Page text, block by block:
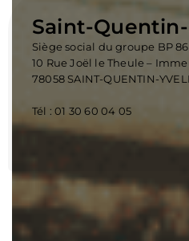
Saint-
Siège social du groupe BP
10 Rue Joël le Theule –
78058 SAINT-QUENTIN-
Tél :01 30 60 04 05